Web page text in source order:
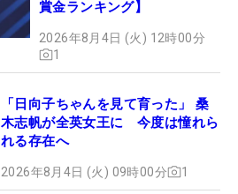
賞金ランキング】
2026年8月4日 (火) 12時00分
1
「日向子ちゃんを見て育った」 桑
木志帆が全英女王に 今度は憧れら
れる存在へ
2026年8月4日 (火) 09時00分 1